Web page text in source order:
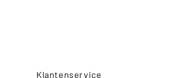
Klantenservice